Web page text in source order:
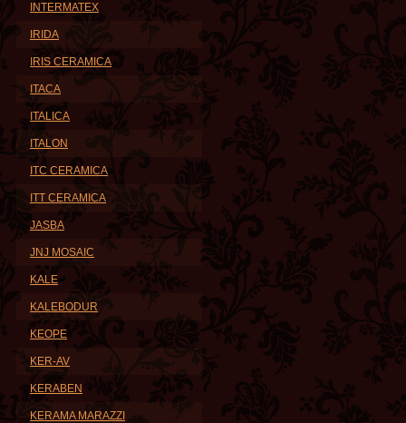
INTERMATEX
IRIDA
IRIS CERAMICA
ITACA
ITALICA
ITALON
ITC CERAMICA
ITT CERAMICA
JASBA
JNJ MOSAIC
KALE
KALEBODUR
KEOPE
KER-AV
KERABEN
KERAMA MARAZZI